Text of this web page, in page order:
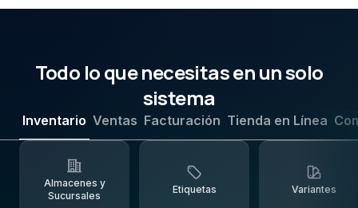
Todo lo que necesitas en un solo
sistema
Inventario Ventas Facturación Tienda en Línea
Almacenes y
Sucursales
Etiquetas Variantes